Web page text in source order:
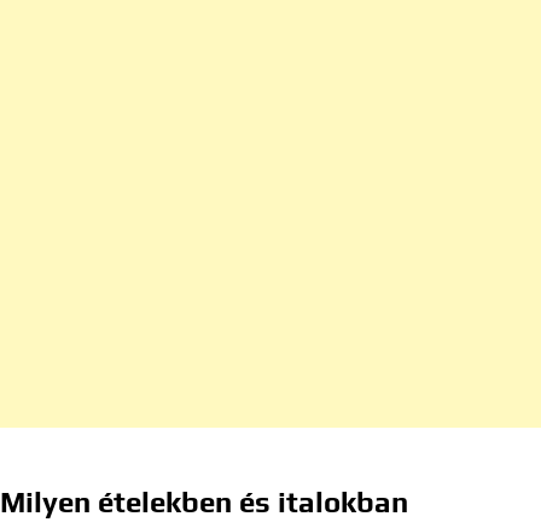
Milyen ételekben és italokban